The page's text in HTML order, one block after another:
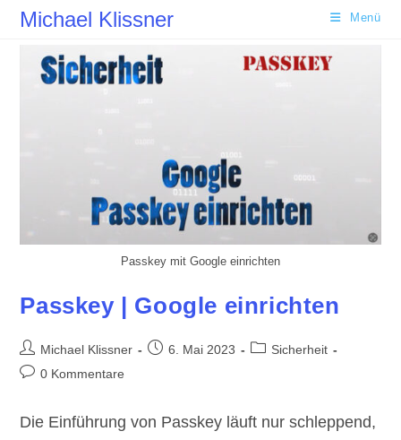
Zum
springen
Michael Klissner Menü
Passkey mit Google einrichten
Passkey | Google einrichten
Beitrags-
Autor:
Michael Klissner
Beitrag6. Mai 2023
Beitrags-
Sicherheit
Beitrags-
0 Kommentare
Die Einführung von Passkey läuft nur schleppend,